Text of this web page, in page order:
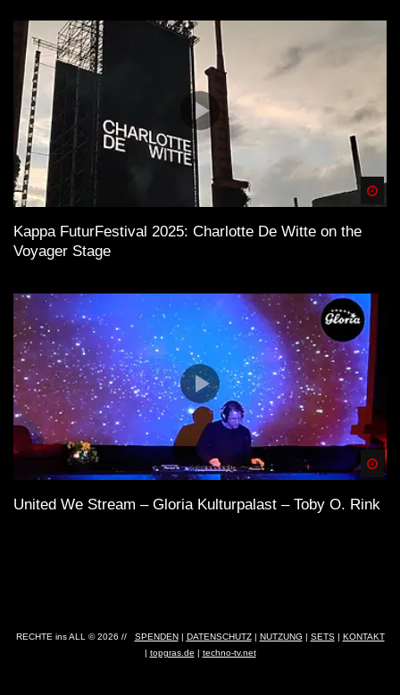
Kappa FuturFestival 2025: Charlotte De Witte on the
Voyager Stage
United We Stream – Gloria Kulturpalast – Toby O. Rink
RECHTE ins ALL © 2026 // SPENDEN| DATENSCHUTZ| NUTZUNG | SETS| KONTAKT
| topgras.de | techno-tv.net